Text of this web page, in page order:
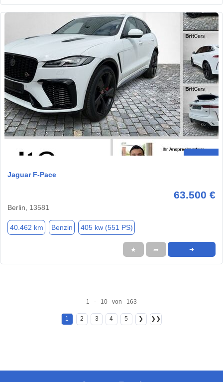
Jaguar F-Pace
63.500 €
Berlin, 13581
40.462 km Benzin 405 kw (551 PS)
★ ➦ ➜
1 - 10 von 163
1 2 3 4 5 ❯ ❯❯